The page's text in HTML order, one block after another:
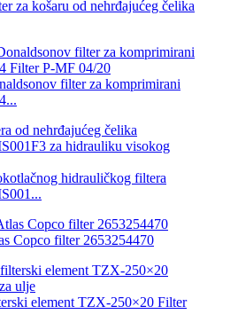
za košaru od nehrđajućeg čelika
filter za komprimirani
hidrauličkog filtera
Copco filter 2653254470
element TZX-250×20 Filter